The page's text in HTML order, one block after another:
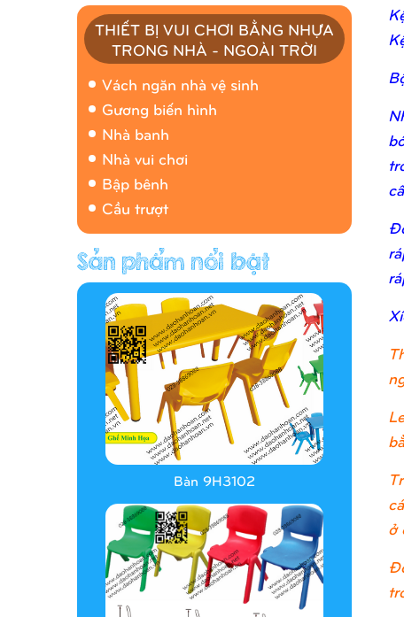
THIẾT BỊ VUI CHƠI BẰNG NHỰA
TRONG NHÀ - NGOÀI TRỜI
Vách ngăn nhà vệ sinh
Gương biến hình
Nhà banh
Nhà vui chơi
Bập bênh
Cầu trượt
Nhà banh 9H5408
Hàng rào/nhà banh 9H5412
Bàn 9H3102
ở